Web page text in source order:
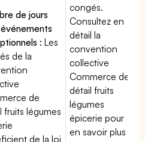
de jours
: Les
de la
de
fruits légumes
de la loi
congés.
Consultez en
détail la
convention
collective
Commerce de
détail fruits
légumes
épicerie pour
en savoir plus